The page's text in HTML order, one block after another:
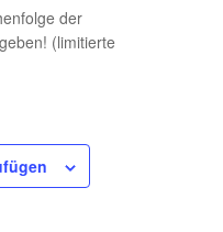
der
(limitierte